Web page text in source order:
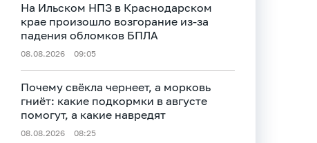
На Ильском НПЗ в Краснодарском
крае произошло возгорание из-за
падения обломков БПЛА
08.08.2026 09:05
Почему свёкла чернеет, а морковь
гниёт: какие подкормки в августе
помогут, а какие навредят
08.08.2026 08:25